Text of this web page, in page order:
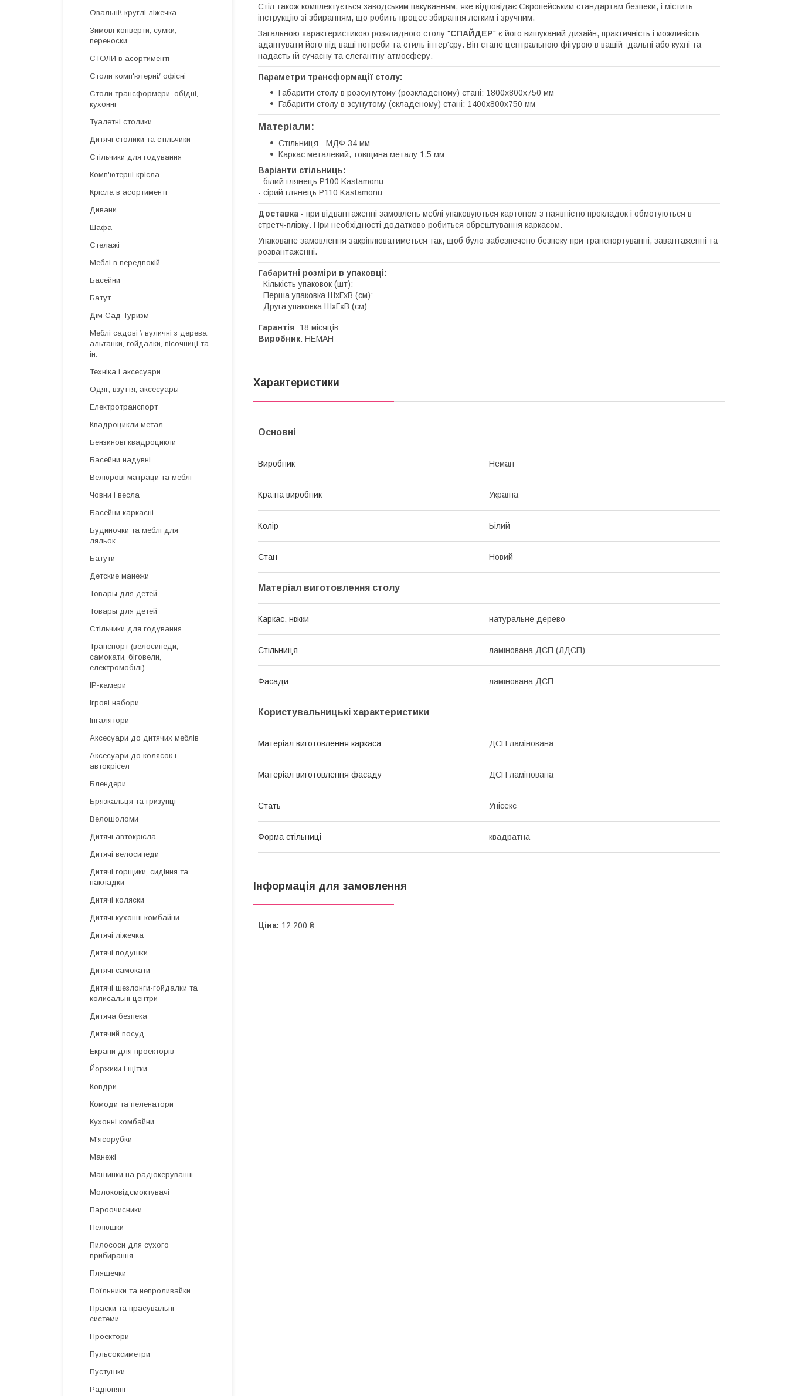
Стіл також комплектується заводським пакуванням, яке відповідає Європейським стандартам безпеки, і містить
інструкцію зі збиранням, що робить процес збирання легким і зручним.
Загальною характеристикою розкладного столу "СПАЙДЕР" є його вишуканий дизайн, практичність і можливість
адаптувати його під ваші потреби та стиль інтер'єру. Він стане центральною фігурою в вашій їдальні або кухні та
надасть їй сучасну та елегантну атмосферу.
Параметри трансформації столу:
Габарити столу в розсунутому (розкладеному) стані: 1800х800х750 мм
Габарити столу в зсунутому (складеному) стані: 1400х800х750 мм
Матеріали:
Стільниця - МДФ 34 мм
Каркас металевий, товщина металу 1,5 мм
Варіанти стільниць:
- білий глянець P100 Kastamonu
- сірий глянець P110 Kastamonu
Доставка - при відвантаженні замовлень меблі упаковуються картоном з наявністю прокладок і обмотуються в
стретч-плівку. При необхідності додатково робиться обрештування каркасом.
Упаковане замовлення закріплюватиметься так, щоб було забезпечено безпеку при транспортуванні, завантаженні та
розвантаженні.
Габаритні розміри в упаковці:
- Кількість упаковок (шт):
- Перша упаковка ШхГхВ (см):
- Друга упаковка ШхГхВ (см):
Гарантія: 18 місяців
Виробник: НЕМАН
Характеристики
Основні
Виробник Неман
Країна виробник Україна
Колір Білий
Стан Новий
Матеріал виготовлення столу
Каркас, ніжки натуральне дерево
Стільниця ламінована ДСП (ЛДСП)
Фасади ламінована ДСП
Користувальницькі характеристики
Матеріал виготовлення каркаса ДСП ламінована
Матеріал виготовлення фасаду ДСП ламінована
Стать Унісекс
Форма стільниці квадратна
Інформація для замовлення
Ціна: 12 200 ₴
Овальні\ круглі ліжечка
Зимові конверти, сумки,
переноски
СТОЛИ в асортименті
Столи комп'ютерні/ офісні
Столи трансформери, обідні,
кухонні
Туалетні столики
Дитячі столики та стільчики
Стільчики для годування
Комп'ютерні крісла
Крісла в асортименті
Дивани
Шафа
Стелажі
Меблі в передпокій
Басейни
Батут
Дім Сад Туризм
Меблі садові \ вуличні з дерева:
альтанки, гойдалки, пісочниці та
ін.
Техніка і аксесуари
Одяг, взуття, аксесуары
Електротранспорт
Квадроцикли метал
Бензинові квадроцикли
Басейни надувні
Велюрові матраци та меблі
Човни і весла
Басейни каркасні
Будиночки та меблі для
ляльок
Батути
Детские манежи
Товары для детей
Товары для детей
Стільчики для годування
Транспорт (велосипеди,
самокати, біговели,
електромобілі)
IP-камери
Ігрові набори
Інгалятори
Аксесуари до дитячих меблів
Аксесуари до колясок і
автокрісел
Блендери
Брязкальця та гризунці
Велошоломи
Дитячі автокрісла
Дитячі велосипеди
Дитячі горщики, сидіння та
накладки
Дитячі коляски
Дитячі кухонні комбайни
Дитячі ліжечка
Дитячі подушки
Дитячі самокати
Дитячі шезлонги-гойдалки та
колисальні центри
Дитяча безпека
Дитячий посуд
Екрани для проекторів
Йоржики і щітки
Ковдри
Комоди та пеленатори
Кухонні комбайни
М'ясорубки
Манежі
Машинки на радіокеруванні
Молоковідсмоктувачі
Пароочисники
Пелюшки
Пилососи для сухого
прибирання
Пляшечки
Поїльники та непроливайки
Праски та прасувальні
системи
Проектори
Пульсоксиметри
Пустушки
Радіоняні